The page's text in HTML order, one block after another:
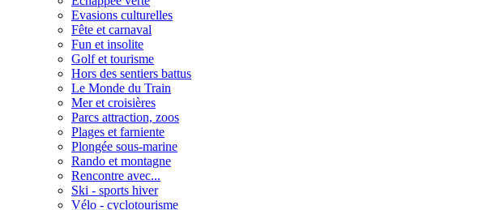
Evasions culturelles
Fête et carnaval
Fun et insolite
Golf et tourisme
Hors des sentiers battus
Le Monde du Train
Mer et croisières
Parcs attraction, zoos
Plages et farniente
Plongée sous-marine
Rando et montagne
Rencontre avec...
Ski - sports hiver
Vélo - cyclotourisme